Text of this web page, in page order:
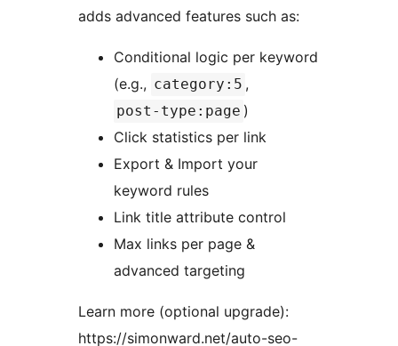
adds advanced features such as:
Conditional logic per keyword
(e.g., category:5 ,
post-type:page )
Click statistics per link
Export & Import your
keyword rules
Link title attribute control
Max links per page &
advanced targeting
Learn more (optional upgrade):
https://simonward.net/auto-seo-